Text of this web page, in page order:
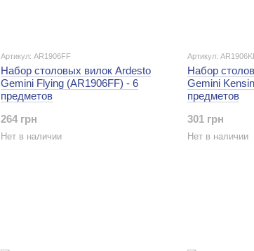
Артикул: AR1906FF
Набор столовых вилок Ardesto
Gemini Flying (AR1906FF) - 6
предметов
264 грн
Нет в наличии
Артикул:
Набор
Gemini
предметов
301 грн
Нет в наличии